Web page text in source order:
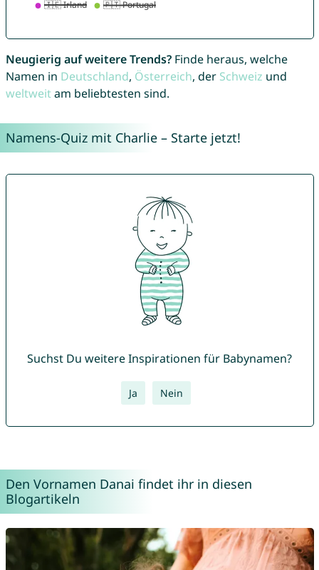
Neugierig auf weitere Trends?Finde heraus, welche
Namen in Deutschland, Österreich, der Schweiz und
weltweitam beliebtesten sind.
Namens-Quiz mit Charlie – Starte jetzt!
Suchst Du weitere Inspirationen für Babynamen?
Ja Nein
Den Vornamen Danai findet ihr in diesen
Blogartikeln